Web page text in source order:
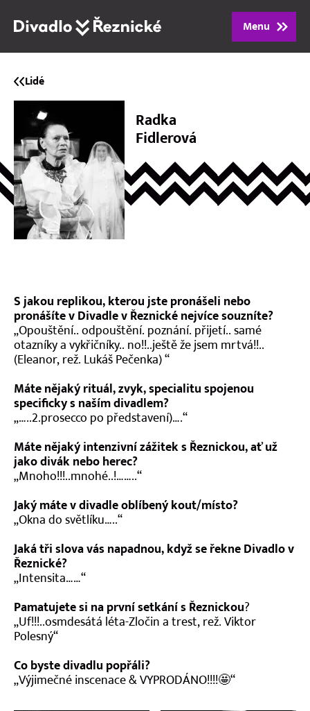
Menu
Program
Repertoár
Lidé
Vstupenky
Dárkové poukazy
Kontakt
Lidé
Radka
Fidlerová
S jakou replikou, kterou jste pronášeli nebo
pronášíte v Divadle v Řeznické nejvíce souzníte?
„Opouštění.. odpouštění. poznání. přijetí.. samé
otazníky a vykřičníky.. no!!..ještě že jsem mrtvá!!..
(Eleanor, rež. Lukáš Pečenka) “
Máte nějaký rituál, zvyk, specialitu spojenou
specificky s naším divadlem?
„…..2.prosecco po představení)….“
Máte nějaký intenzivní zážitek s Řeznickou, ať už
jako divák nebo herec?
„Mnoho!!!..mnohé..!……..“
Jaký máte v divadle oblíbený kout/místo?
„Okna do světlíku…..“
Jaká tři slova vás napadnou, když se řekne Divadlo v
Řeznické?
„Intensita……“
Pamatujete si na první setkání s Řeznickou?
„Uf!!!..osmdesátá léta-Zločin a trest, rež. Viktor
Polesný“
Co byste divadlu popřáli?
„Výjimečné inscenace & VYPRODÁNO!!!!🤩“